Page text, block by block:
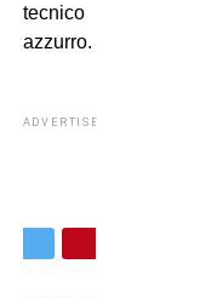
tecnico
azzurro.
ADVERTISEMENT